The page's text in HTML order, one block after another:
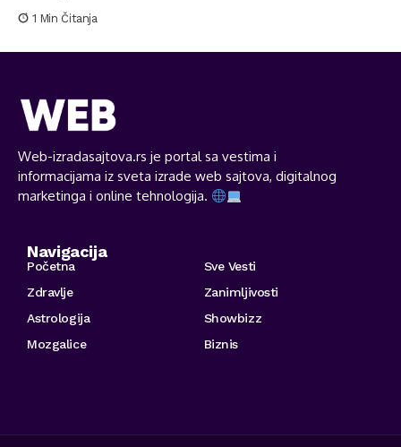
1 Min Čitanja
Web-izradasajtova.rs je portal sa vestima i
informacijama iz sveta izrade web sajtova, digitalnog
marketinga i online tehnologija.
Navigacija
Početna
Sve Vesti
Zdravlje
Zanimljivosti
Astrologija
Showbizz
Mozgalice
Biznis